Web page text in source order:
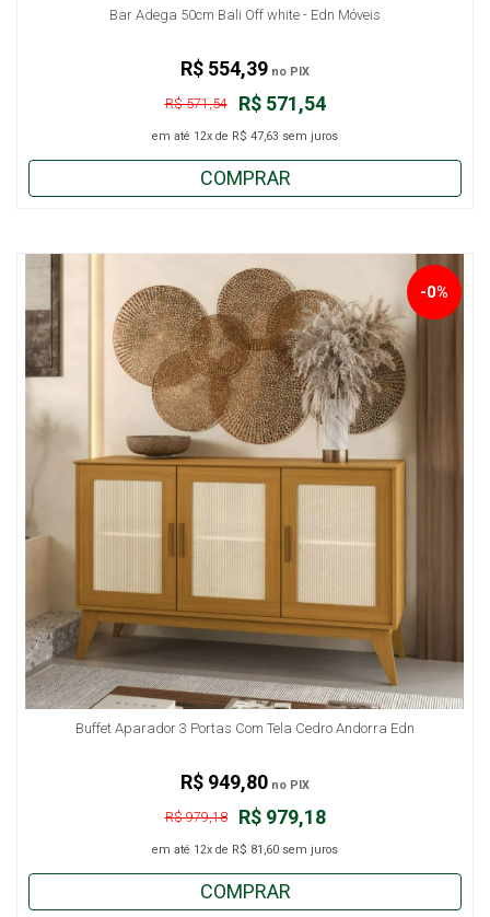
Bar Adega 50cm Bali Off white - Edn Móveis
R$ 571,54
R$ 571,54
em até 12x de R$ 47,63 sem juros
R$ 554,39 no PIX
COMPRAR
Buffet Aparador 3 Portas Com Tela Cedro Andorra Edn
R$ 979,18
R$ 979,18
-0%
em até 12x de R$ 81,60 sem juros
R$ 949,80 no PIX
COMPRAR